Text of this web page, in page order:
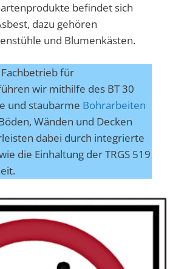
befindet sich
dazu gehören
und Blumenkästen.
für
wir mithilfe des BT 30
und staubarme Bohrarbeiten
Wänden und Decken
dabei durch integrierte
die Einhaltung der TRGS 519